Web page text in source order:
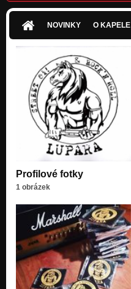
NOVINKY O KAPELE
Profilové fotky
1 obrázek